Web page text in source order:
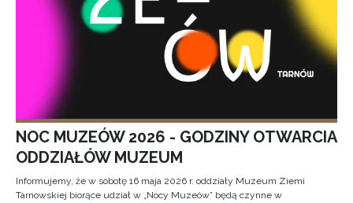
NOC MUZEÓW 2026 - GODZINY OTWARCIA
ODDZIAŁÓW MUZEUM
Informujemy, że w sobotę 16 maja 2026 r. oddziały Muzeum Ziemi
Tarnowskiej biorące udział w „Nocy Muzeów” będą czynne w